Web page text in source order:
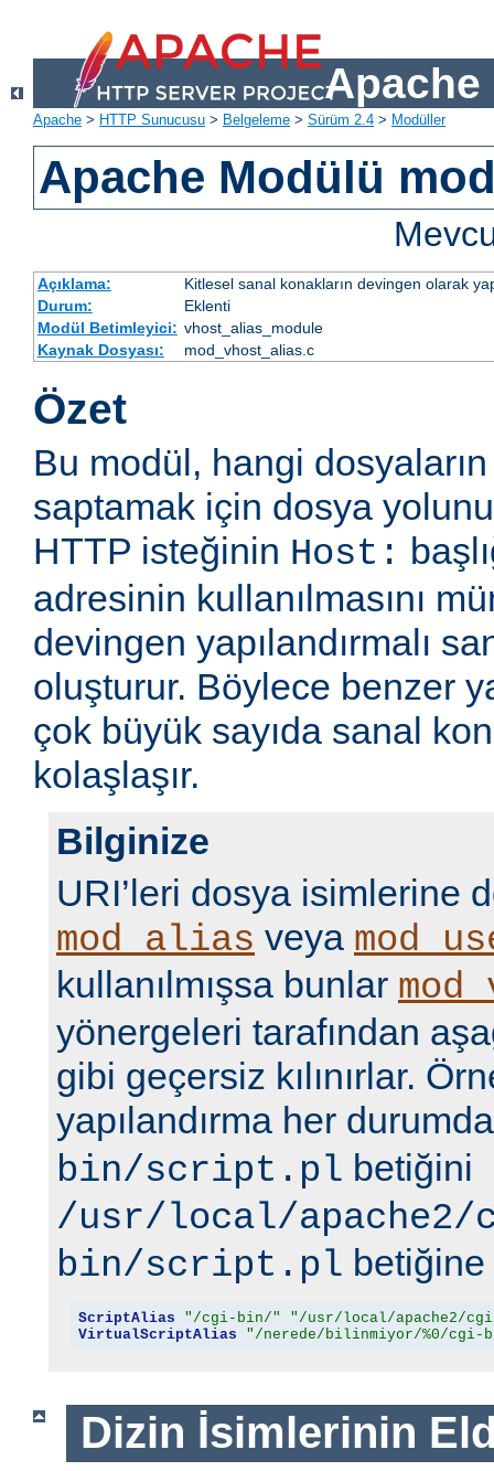
Apache
Apache > HTTP Sunucusu > Belgeleme > Sürüm 2.4 > Modüller
Apache Modülü
Açıklama:
Kitlesel sanal konakların devingen olarak
Durum:
Eklenti
Modül Betimleyici: vhost_alias_module
Kaynak Dosyası:
mod_vhost_alias.c
Özet
Bu modül, hangi dosyaların
saptamak için dosya
HTTP isteğinin Host:
adresinin kullanılmasını
devingen yapılandırmalı
oluşturur. Böylece benzer
çok büyük sayıda sanal
kolaşlaşır.
Bilginize
URI’leri dosya isimlerine
mod_alias veya
kullanılmışsa bunlar
yönergeleri tarafından
gibi geçersiz kılınırlar.
yapılandırma her
bin/script.pl betiğini
/usr/local/apache2/
bin/script.pl
ScriptAlias "/cgi-bin/"
"/usr/local/apache2/
VirtualScriptAlias
"/nerede/bilinmiyor/%0/cgi-
Dizin İsimlerinin